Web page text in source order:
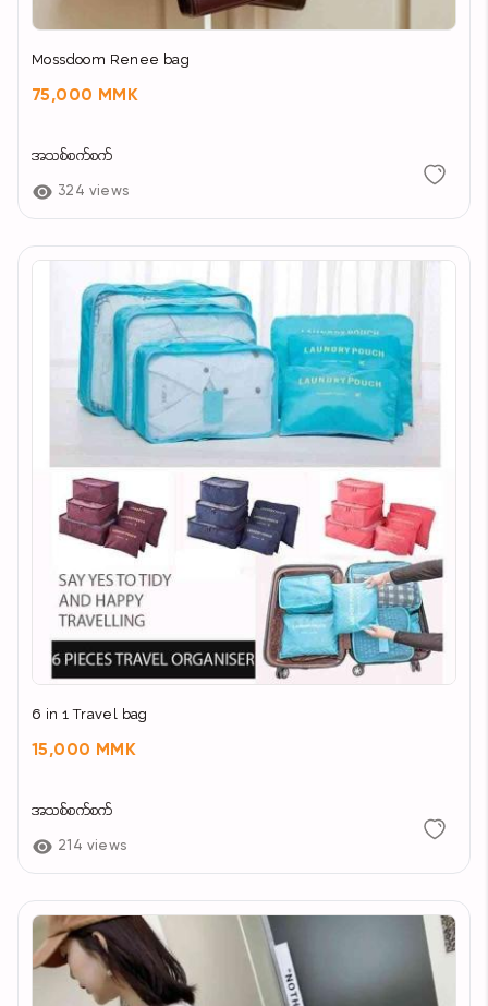
Mossdoom Renee bag
75,000 MMK
အသစ်စက်စက်
324 views
6 in 1 Travel bag
15,000 MMK
အသစ်စက်စက်
214 views